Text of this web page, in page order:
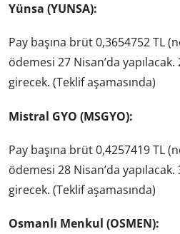
Yünsa (YUNSA):
Pay başına brüt 0,3654752 TL
ödemesi 27 Nisan’da
girecek. (Teklif aşamasında)
Mistral GYO (MSGYO):
Pay başına brüt 0,4257419 TL
ödemesi 28 Nisan’da
girecek. (Teklif aşamasında)
Osmanlı Menkul (OSMEN):